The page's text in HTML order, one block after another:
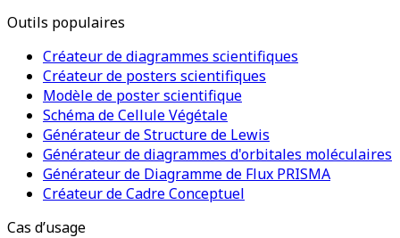
Outils populaires
Créateur de diagrammes scientifiques
Créateur de posters scientifiques
Modèle de poster scientifique
Schéma de Cellule Végétale
Générateur de Structure de Lewis
Générateur de diagrammes d'orbitales moléculaires
Générateur de Diagramme de Flux PRISMA
Créateur de Cadre Conceptuel
Cas d’usage